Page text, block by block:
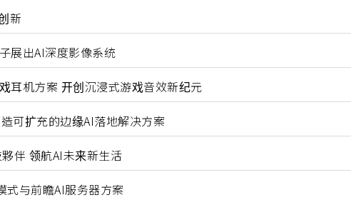
新
展出AI深度影像系统
耳机方案 开创沉浸式游戏音效新纪元
可扩充的边缘AI落地解决方案
伴 领航AI未来新生活
式与前瞻AI服务器方案